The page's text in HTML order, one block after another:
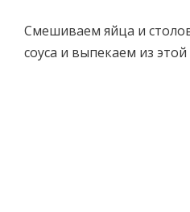
Смешиваем яйца и
соуса и выпекаем из